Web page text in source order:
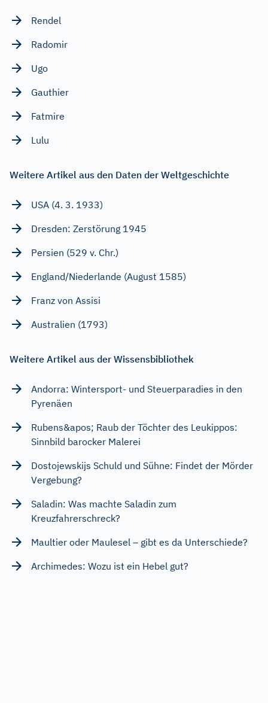
Rendel
Radomir
Ugo
Gauthier
Fatmire
Lulu
Weitere Artikel aus den Daten der Weltgeschichte
USA (4. 3. 1933)
Dresden: Zerstörung 1945
Persien (529 v. Chr.)
England/Niederlande (August 1585)
Franz von Assisi
Australien (1793)
Weitere Artikel aus der Wissensbibliothek
Andorra: Wintersport- und Steuerparadies in den
Pyrenäen
Rubens&apos; Raub der Töchter des Leukippos:
Sinnbild barocker Malerei
Dostojewskijs Schuld und Sühne: Findet der Mörder
Vergebung?
Saladin: Was machte Saladin zum
Kreuzfahrerschreck?
Maultier oder Maulesel – gibt es da Unterschiede?
Archimedes: Wozu ist ein Hebel gut?